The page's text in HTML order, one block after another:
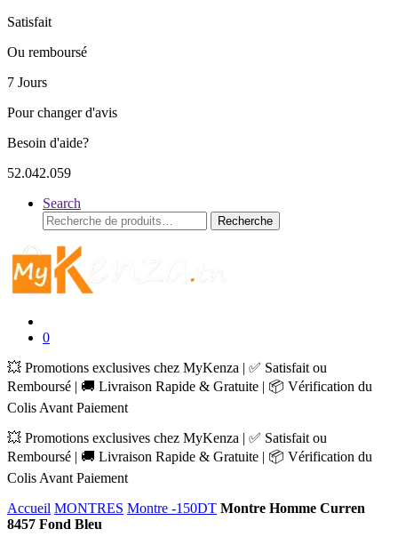
Satisfait
Ou remboursé
7 Jours
Pour changer d'avis
Besoin d'aide?
52.042.059
Search
Recherche
pour :
Recherche
0
💥 Promotions exclusives chez MyKenza | ✅ Satisfait ou
Remboursé | 🚚 Livraison Rapide & Gratuite | 📦 Vérification du
Colis Avant Paiement
💥 Promotions exclusives chez MyKenza | ✅ Satisfait ou
Remboursé | 🚚 Livraison Rapide & Gratuite | 📦 Vérification du
Colis Avant Paiement
Accueil MONTRES Montre -150DT Montre Homme Curren
8457 Fond Bleu